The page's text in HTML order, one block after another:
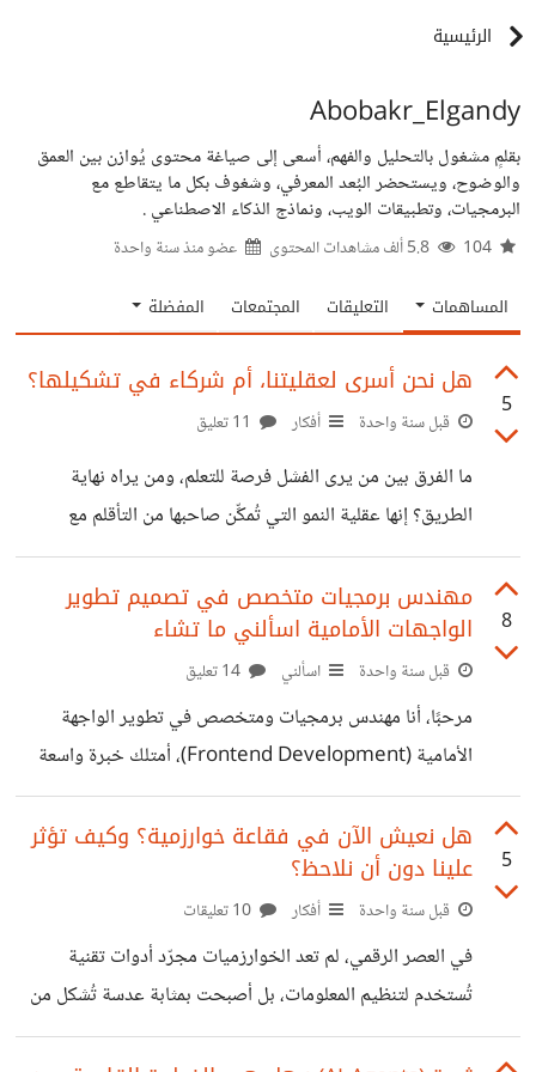
الرئيسية
Abobakr_Elgandy
بقلمٍ مشغول بالتحليل والفهم، أسعى إلى صياغة محتوى يُوازن بين العمق
والوضوح، ويستحضر البُعد المعرفي، وشغوف بكل ما يتقاطع مع
البرمجيات، وتطبيقات الويب، ونماذج الذكاء الاصطناعي .
عضو منذسنة واحدة
المساهمات التعليقات المجتمعات المفضلة
5
هل نحن أسرى لعقليتنا، أم شركاء في تشكيلها؟
قبل سنة واحدة أفكار
ما الفرق بين من يرى الفشل فرصة للتعلم، ومن يراه نهاية
الطريق؟ إنها عقلية النمو التي تُمكِّن صاحبها من التأقلم مع
المتغيرات، واستثمار التحديات كمراحل تطوير، لا كعقبات مانعة.
فهل يمكن لأيٍّ منّا أن ينجح دون قابلية للتغيير وإرادة للتطور؟
عقلية النمو، بحسب الدراسات النفسية الحديثة، ترتبط بزيادة
فرص التعلم والتحسّن، لأنها لا ترى القدرات شيئًا ثابتًا، بل قابلًا
للبناء والتعزيز. ومن يحملها، يسعى لاكتساب المهارات، لا لإثبات
الكفاءة فحسب. في المقابل، يعيش من يتبنّى العقلية الثابتة في
8
مهندس برمجيات متخصص في تصميم تطوير
الواجهات الأمامية اسألني ما تشاء
قبل سنة واحدة اسألني
مرحبًا، أنا مهندس برمجيات ومتخصص في تطوير الواجهة
الأمامية (Frontend Development)، أمتلك خبرة واسعة
في بناء وتطوير واجهات المستخدم باستخدام تقنيات الويب
الأساسية: HTML، CSS، JavaScript، بالإضافة إلى مكتبة
React التي أعتمد عليها في بناء تطبيقات تفاعلية عالية الكفاءة.
إلى جانب عملي في البرمجة، أمتلك خبرة متقدمة في تصميم
تجربة المستخدم (UX) وتصميم واجهات المستخدم (UI)، مما
يمكنني من تقديم حلول برمجية تجمع بين الأداء التقني
القدرة على التعامل مع منطق
5
هل نعيش الآن في فقاعة خوارزمية؟ وكيف تؤثر
علينا دون أن نلاحظ؟
قبل سنة واحدة أفكار
في العصر الرقمي، لم تعد الخوارزميات مجرّد أدوات تقنية
تُستخدم لتنظيم المعلومات، بل أصبحت بمثابة عدسة تُشكل من
خلالها رؤيتنا للعالم. من منصات التواصل الاجتماعي إلى محركات